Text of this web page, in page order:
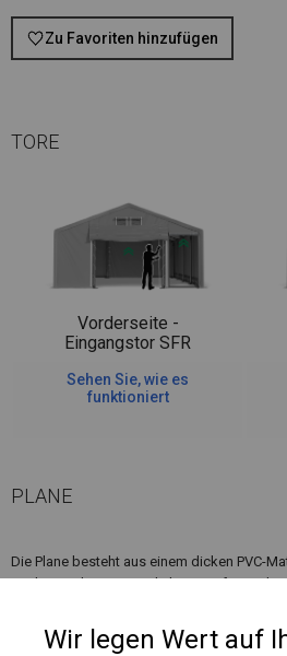
Zu Favoriten hinzufügen
TORE
Vorderseite -
Eingangstor SFR
Sehen Sie, wie es
funktioniert
PLANE
Die Plane besteht aus einem dicken PVC-
sind ein Teil. Ein zusätzlicher Komfort ist
Mal einen größeren Eingang öffnen, wenn
Wir legen Wert auf